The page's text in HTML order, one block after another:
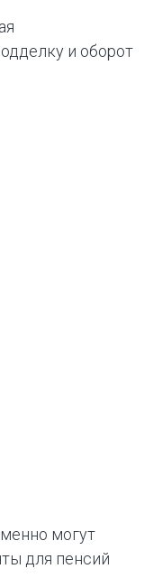
и оборот
могут
для пенсий